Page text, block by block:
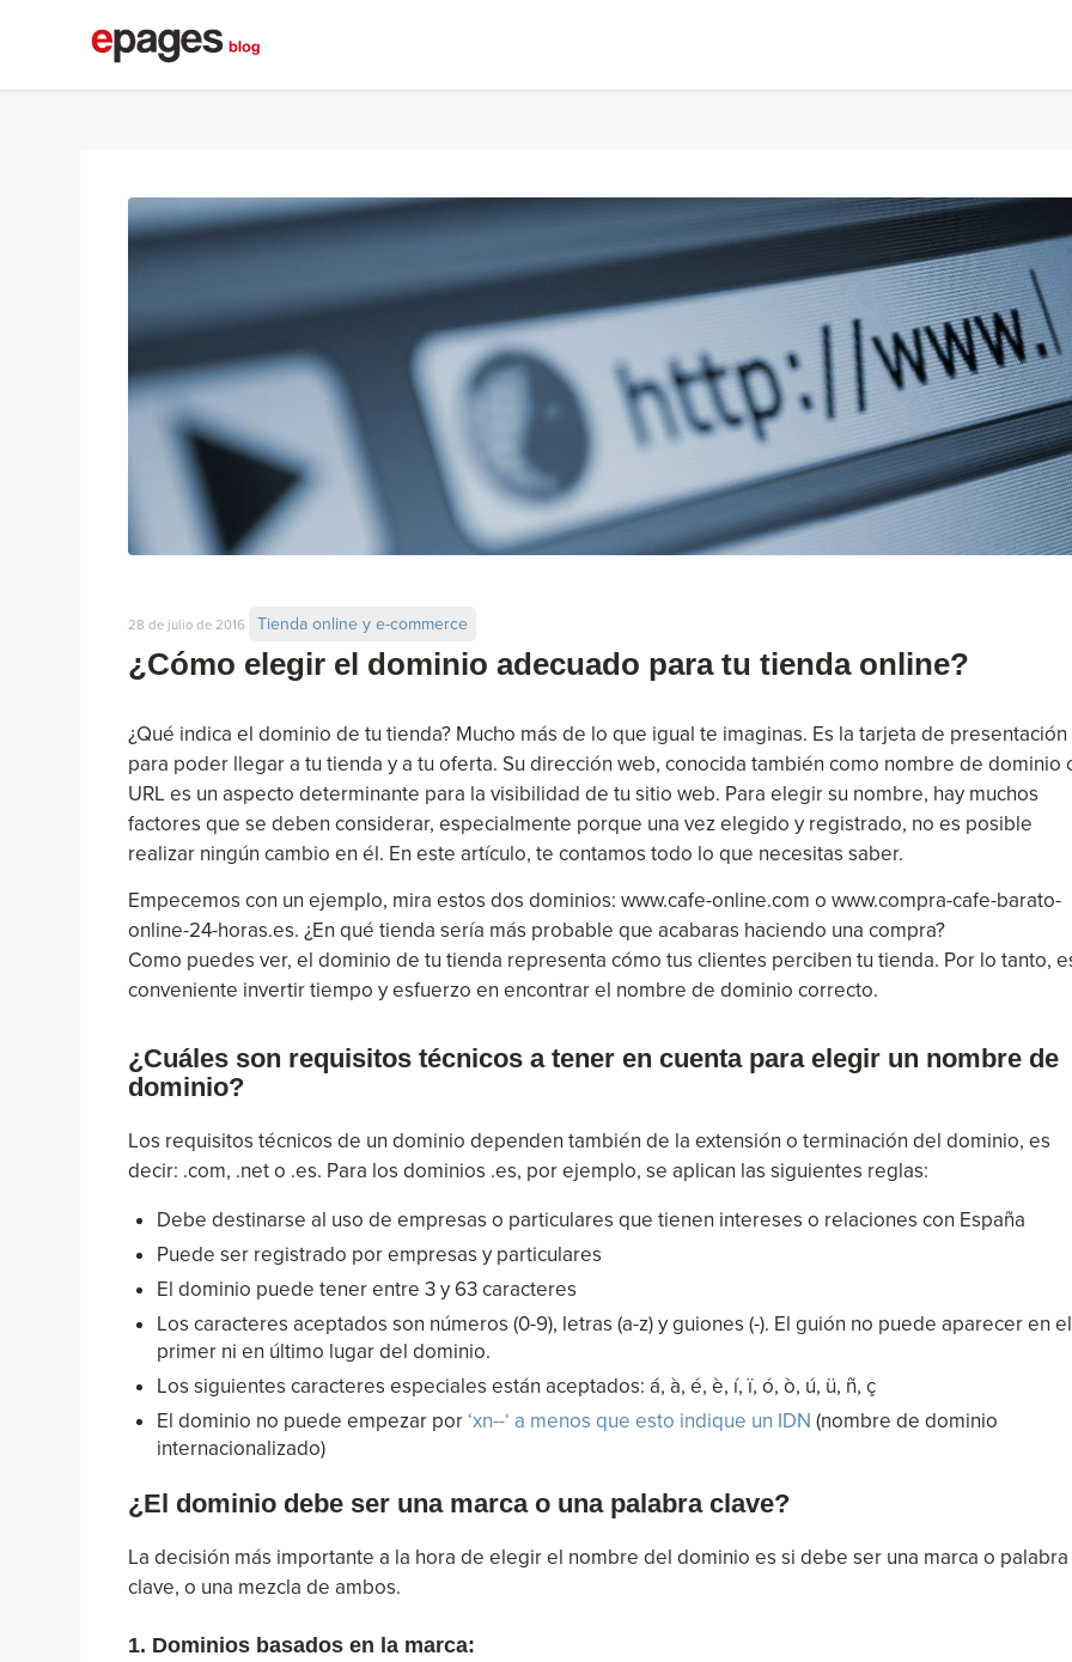
¿Cómo elegir el dominio adecuado para tu tienda online?
28 de julio de 2016 Tienda online y e-commerce
¿Qué indica el dominio de tu tienda? Mucho más de lo que igual te imaginas. Es la tarjeta de presentación
para poder llegar a tu tienda y a tu oferta. Su dirección web, conocida también como nombre de dominio
URL es un aspecto determinante para la visibilidad de tu sitio web. Para elegir su nombre, hay muchos
factores que se deben considerar, especialmente porque una vez elegido y registrado, no es posible
realizar ningún cambio en él. En este artículo, te contamos todo lo que necesitas saber.
Empecemos con un ejemplo, mira estos dos dominios: www.cafe-online.com o www.compra-cafe-barato-
online-24-horas.es. ¿En qué tienda sería más probable que acabaras haciendo una compra?
Como puedes ver, el dominio de tu tienda representa cómo tus clientes perciben tu tienda. Por lo tanto,
conveniente invertir tiempo y esfuerzo en encontrar el nombre de dominio correcto.
¿Cuáles son requisitos técnicos a tener en cuenta para elegir un nombre de
dominio?
Los requisitos técnicos de un dominio dependen también de la extensión o terminación del dominio, es
decir: .com, .net o .es. Para los dominios .es, por ejemplo, se aplican las siguientes reglas:
Debe destinarse al uso de empresas o particulares que tienen intereses o relaciones con España
Puede ser registrado por empresas y particulares
El dominio puede tener entre 3 y 63 caracteres
Los caracteres aceptados son números (0-9), letras (a-z) y guiones (-). El guión no puede aparecer en el
primer ni en último lugar del dominio.
Los siguientes caracteres especiales están aceptados: á, à, é, è, í, ï, ó, ò, ú, ü, ñ, ç
El dominio no puede empezar por ‘xn--‘ a menos que esto indique un IDN (nombre de dominio
internacionalizado)
¿El dominio debe ser una marca o una palabra clave?
La decisión más importante a la hora de elegir el nombre del dominio es si debe ser una marca o palabra
clave, o una mezcla de ambos.
1. Dominios basados en la marca: